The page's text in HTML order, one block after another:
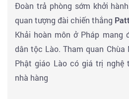
Đoàn trả phòng sớm khởi
quan tượng đài chiến thắng
Khải hoàn môn ở Pháp mang
dân tộc Lào. Tham quan Chùa
Phật giáo Lào có giá trị nghệ
nhà hàng